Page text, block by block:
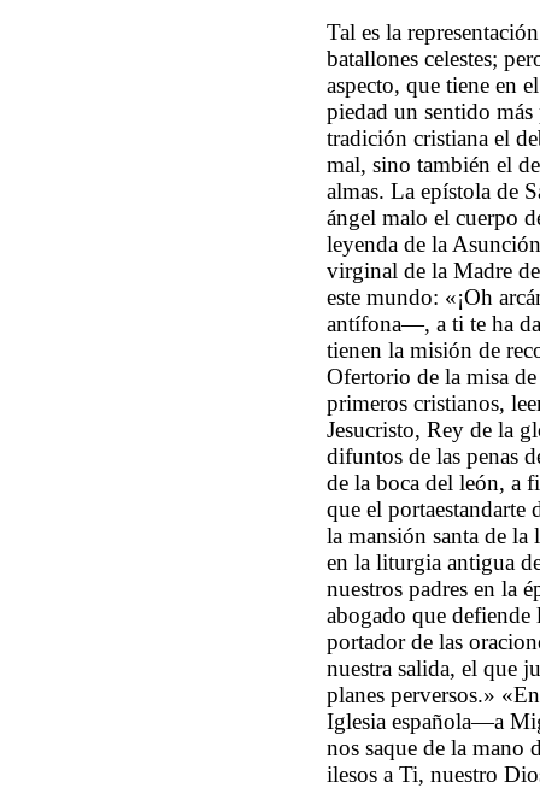
Tal es la
batallones celestes;
aspecto, que tiene en
piedad un sentido
tradición cristiana el
mal, sino también el
almas. La epístola de
ángel malo el cuerpo
leyenda de la
virginal de la Madre
este mundo: «¡Oh
antífona—, a ti te ha
tienen la misión de
Ofertorio de la misa
primeros cristianos,
Jesucristo, Rey de la
difuntos de las penas
de la boca del león, a
que el
la mansión santa de la
en la liturgia antigua
nuestros padres en la
abogado que defiende
portador de las
nuestra salida, el que
planes perversos.»
Iglesia española—a
nos saque de la mano
ilesos a Ti, nuestro